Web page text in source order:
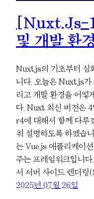
[Nuxt.js-
및 개발 환
Nuxt.js의 기초부터 심
니다. 오늘은 Nuxt.js가
리고 개발 환경을 어떻
다. Nuxt 최신 버전은
r4에 대해서 함께 다루
춰 설명하도록 하겠습
는 Vue.js 애플리케이
주는 프레임워크입니
서 서버 사이드 렌더
2025년 07월 26일